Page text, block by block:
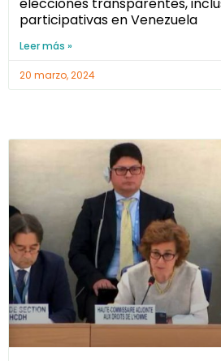
elecciones transparentes,
participativas en Venezuela
Leer más »
20 marzo, 2024